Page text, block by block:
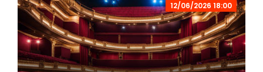
12/06/2026 18:00